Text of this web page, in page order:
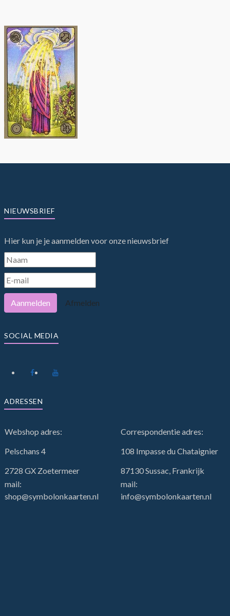
NIEUWSBRIEF
Hier kun je je aanmelden voor onze nieuwsbrief
Aanmelden Afmelden
SOCIAL MEDIA
ADRESSEN
Webshop adres:
Correspondentie adres:
Pelschans 4
108 Impasse du Chataignier
2728 GX Zoetermeer
87130 Sussac, Frankrijk
mail:
shop@symbolonkaarten.nl
mail:
info@symbolonkaarten.nl